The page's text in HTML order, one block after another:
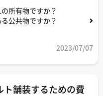
所有物ですか？
公共物ですか？
2023/07/07
舗装するための費